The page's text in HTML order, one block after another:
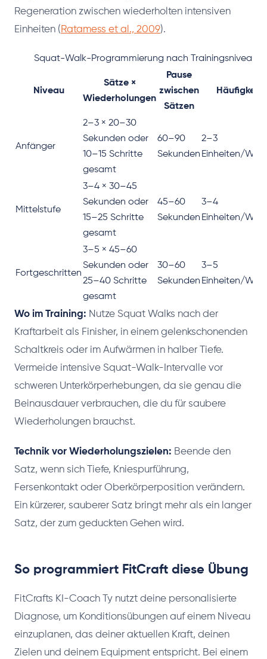
Regeneration zwischen wiederholten intensiven
Einheiten ( Ratamess et al., 2009).
Squat-Walk-Programmierung nach Trainingsniveau
Niveau
Sätze ×
Wiederholungen
Pause
zwischen
Sätzen
Häufigkeit
Anfänger
2–3 × 20–30
Sekunden oder
10–15 Schritte
gesamt
60–90
Sekunden
2–3
Einheiten/
Mittelstufe
3–4 × 30–45
Sekunden oder
15–25 Schritte
gesamt
45–60
Sekunden
3–4
Einheiten/
Fortgeschritten
3–5 × 45–60
Sekunden oder
25–40 Schritte
gesamt
30–60
Sekunden
3–5
Einheiten/
Wo im Training: Nutze Squat Walks nach der
Kraftarbeit als Finisher, in einem gelenkschonenden
Schaltkreis oder im Aufwärmen in halber Tiefe.
Vermeide intensive Squat-Walk-Intervalle vor
schweren Unterkörperhebungen, da sie genau die
Beinausdauer verbrauchen, die du für saubere
Wiederholungen brauchst.
Technik vor Wiederholungszielen: Beende den
Satz, wenn sich Tiefe, Kniespurführung,
Fersenkontakt oder Oberkörperposition verändern.
Ein kürzerer, sauberer Satz bringt mehr als ein langer
Satz, der zum geduckten Gehen wird.
So programmiert FitCraft diese Übung
FitCrafts KI-Coach Ty nutzt deine personalisierte
Diagnose, um Konditionsübungen auf einem Niveau
einzuplanen, das deiner aktuellen Kraft, deinen
Zielen und deinem Equipment entspricht. Bei einem